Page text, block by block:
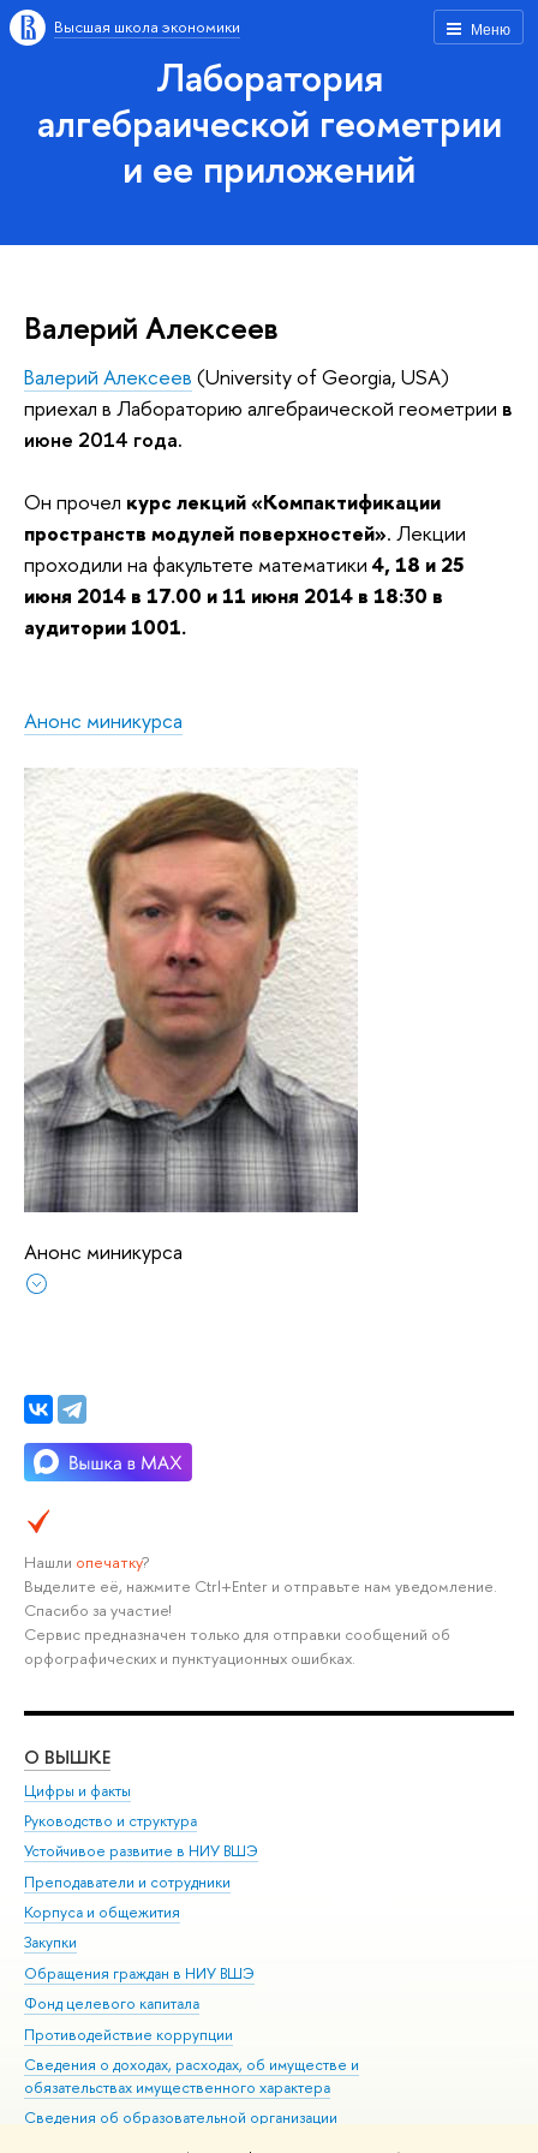
Меню
Высшая школа экономики
Лаборатория
алгебраической геометрии
и ее приложений
Валерий Алексеев
Валерий Алексеев (University of Georgia, USA)
приехал в Лабораторию алгебраической геометрии в
июне 2014 года.
Он прочел курс лекций «Компактификации
пространств модулей поверхностей». Лекции
проходили на факультете математики4, 18 и 25
июня 2014 в 17.00 и11 июня 2014 в 18:30 в
аудитории 1001.
Анонс миникурса
Анонс миникурса
Нашли опечатку?
Выделите её, нажмите Ctrl+Enter и отправьте нам уведомление.
Спасибо за участие!
Сервис предназначен только для отправки сообщений об
орфографических и пунктуационных ошибках.
О ВЫШКЕ
Цифры и факты
Руководство и структура
Устойчивое развитие в НИУ ВШЭ
Преподаватели и сотрудники
Корпуса и общежития
Закупки
Обращения граждан в НИУ ВШЭ
Фонд целевого капитала
Противодействие коррупции
Сведения о доходах, расходах, об имуществе и
обязательствах имущественного характера
Сведения об образовательной организации
Людям с ограниченными возможностями здоровья